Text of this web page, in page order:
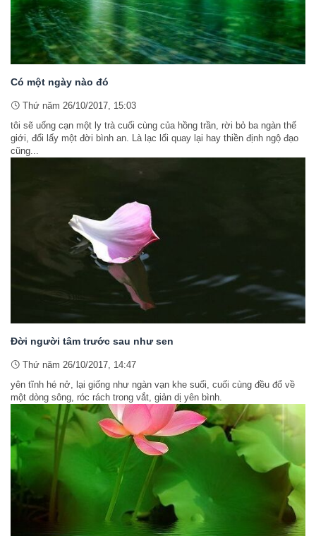
Có một ngày nào đó
Thứ năm 26/10/2017, 15:03
tôi sẽ uống cạn một ly trà cuối cùng của hồng trần, rời bỏ ba ngàn thế
giới, đổi lấy một đời bình an. Là lạc lối quay lại hay thiền định ngộ đạo
cũng...
Đời người tâm trước sau như sen
Thứ năm 26/10/2017, 14:47
yên tĩnh hé nở, lại giống như ngàn vạn khe suối, cuối cùng đều đổ về
một dòng sông, róc rách trong vắt, giản dị yên bình.